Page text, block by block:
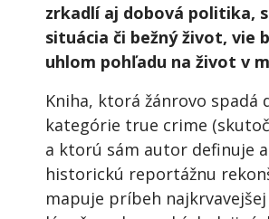
zrkadlí aj dobová politika,
situácia či bežný život, vie
uhlom pohľadu na život v
Kniha, ktorá žánrovo spadá
kategórie true crime
a ktorú sám autor definuje
historickú reportážnu
mapuje príbeh